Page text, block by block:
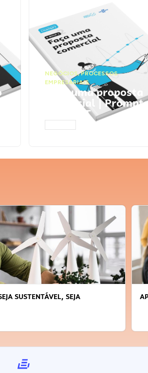
NEGÓCIOS,PROCESSOS
EMPRESARIAIS
Faça uma proposta
comercial |
ChatGPT
SUSTENTÁVEL, SEJA